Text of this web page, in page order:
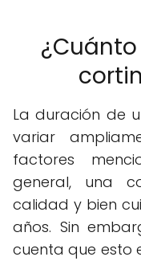
La duración de
variar
factores
general, una
calidad y bien
años. Sin
cuenta que esto